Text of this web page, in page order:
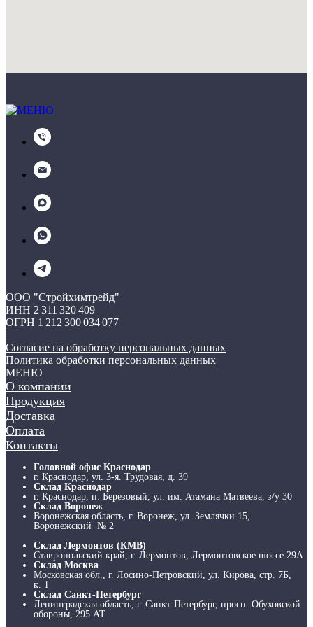
ООО "Стройхимтрейд"
ИНН 2 311 320 409
ОГРН 1 212 300 034 077
Согласие на обработку персональных данных
Политика обработки персональных данных
МЕНЮ
О компании
Продукция
Доставка
Оплата
Контакты
Головной офис Краснодар
г. Краснодар, ул. 3-я. Трудовая, д. 39
Склад Краснодар
г. Краснодар, п. Березовый, ул. им. Атамана Матвеева, з/у 30
Склад Воронеж
Воронежская область, г. Воронеж, ул. Землячки 15,
Воронежский № 2
Склад Лермонтов (КМВ)
Ставропольский край, г. Лермонтов, Лермонтовское шоссе 29А
Склад Москва
Московская обл., г. Лосино-Петровский, ул. Кирова, стр. 7Б,
к. 1
Склад Санкт-Петербург
Ленинградская область, г. Санкт-Петербург, просп. Обуховской
обороны, 295 АТ